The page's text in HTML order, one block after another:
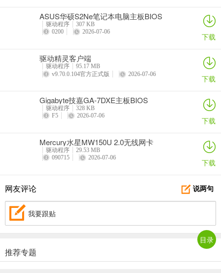
ASUS华硕S2Ne笔记本电脑主板BIOS
驱动程序
307 KB
0200
2026-07-06 下载
驱动精灵客户端
驱动程序
95.17 MB
v9.70.0.104官方正式版
2026-07-06 下载
Gigabyte技嘉GA-7DXE主板BIOS
驱动程序
328 KB
F5
2026-07-06 下载
Mercury水星MW150U 2.0无线网卡
驱动程序
29.53 MB
090715
2026-07-06 下载
说两句
网友评论
我要跟贴
推荐专题
目录